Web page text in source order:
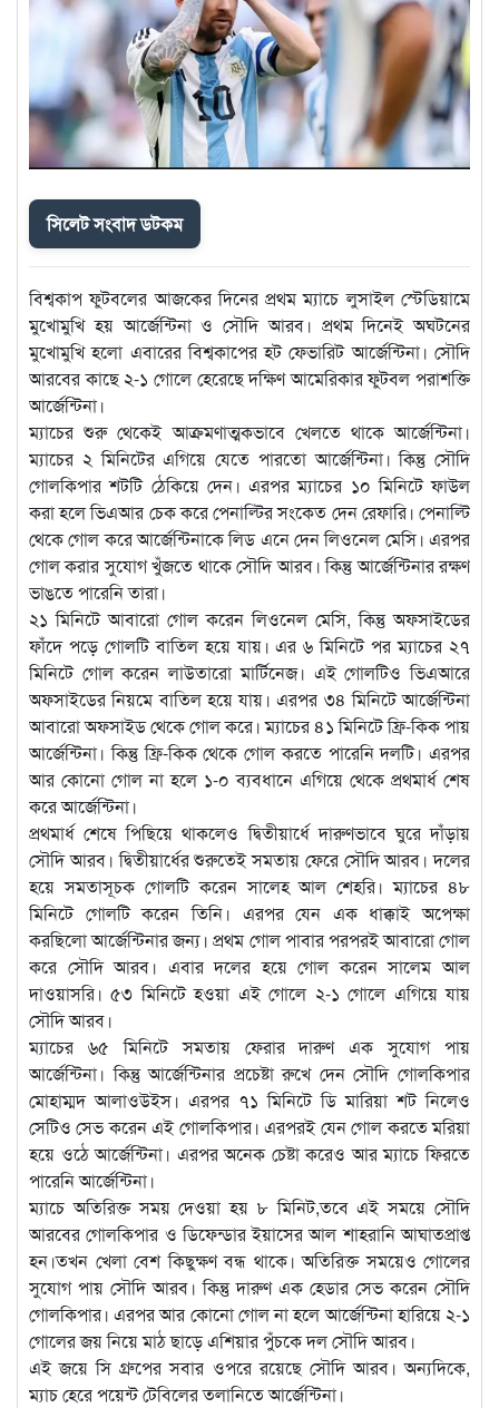
সিলেট সংবাদ ডটকম
বিশ্বকাপ ফুটবলের আজকের দিনের প্রথম ম্যাচে লুসাইল স্টেডিয়ামে
মুখোমুখি হয় আর্জেন্টিনা ও সৌদি আরব। প্রথম দিনেই অঘটনের
মুখোমুখি হলো এবারের বিশ্বকাপের হট ফেভারিট আর্জেন্টিনা। সৌদি
আরবের কাছে ২-১ গোলে হেরেছে দক্ষিণ আমেরিকার ফুটবল পরাশক্তি
আর্জেন্টিনা।
ম্যাচের শুরু থেকেই আক্রমণাত্মকভাবে খেলতে থাকে আর্জেন্টিনা।
ম্যাচের ২ মিনিটের এগিয়ে যেতে পারতো আর্জেন্টিনা। কিন্তু সৌদি
গোলকিপার শটটি ঠেকিয়ে দেন। এরপর ম্যাচের ১০ মিনিটে ফাউল
করা হলে ভিএআর চেক করে পেনাল্টির সংকেত দেন রেফারি। পেনাল্টি
থেকে গোল করে আর্জেন্টিনাকে লিড এনে দেন লিওনেল মেসি। এরপর
গোল করার সুযোগ খুঁজতে থাকে সৌদি আরব। কিন্তু আর্জেন্টিনার রক্ষণ
ভাঙতে পারেনি তারা।
২১ মিনিটে আবারো গোল করেন লিওনেল মেসি, কিন্তু অফসাইডের
ফাঁদে পড়ে গোলটি বাতিল হয়ে যায়। এর ৬ মিনিটে পর ম্যাচের ২৭
মিনিটে গোল করেন লাউতারো মার্টিনেজ। এই গোলটিও ভিএআরে
অফসাইডের নিয়মে বাতিল হয়ে যায়। এরপর ৩৪ মিনিটে আর্জেন্টিনা
আবারো অফসাইড থেকে গোল করে। ম্যাচের ৪১ মিনিটে ফ্রি-কিক পায়
আর্জেন্টিনা। কিন্তু ফ্রি-কিক থেকে গোল করতে পারেনি দলটি। এরপর
আর কোনো গোল না হলে ১-০ ব্যবধানে এগিয়ে থেকে প্রথমার্ধ শেষ
করে আর্জেন্টিনা।
প্রথমার্ধ শেষে পিছিয়ে থাকলেও দ্বিতীয়ার্ধে দারুণভাবে ঘুরে দাঁড়ায়
সৌদি আরব। দ্বিতীয়ার্ধের শুরুতেই সমতায় ফেরে সৌদি আরব। দলের
হয়ে সমতাসূচক গোলটি করেন সালেহ আল শেহরি। ম্যাচের ৪৮
মিনিটে গোলটি করেন তিনি। এরপর যেন এক ধাক্কাই অপেক্ষা
করছিলো আর্জেন্টিনার জন্য। প্রথম গোল পাবার পরপরই আবারো গোল
করে সৌদি আরব। এবার দলের হয়ে গোল করেন সালেম আল
দাওয়াসরি। ৫৩ মিনিটে হওয়া এই গোলে ২-১ গোলে এগিয়ে যায়
সৌদি আরব।
ম্যাচের ৬৫ মিনিটে সমতায় ফেরার দারুণ এক সুযোগ পায়
আর্জেন্টিনা। কিন্তু আর্জেন্টিনার প্রচেষ্টা রুখে দেন সৌদি গোলকিপার
মোহাম্মদ আলাওউইস। এরপর ৭১ মিনিটে ডি মারিয়া শট নিলেও
সেটিও সেভ করেন এই গোলকিপার। এরপরই যেন গোল করতে মরিয়া
হয়ে ওঠে আর্জেন্টিনা। এরপর অনেক চেষ্টা করেও আর ম্যাচে ফিরতে
পারেনি আর্জেন্টিনা।
ম্যাচে অতিরিক্ত সময় দেওয়া হয় ৮ মিনিট,তবে এই সময়ে সৌদি
আরবের গোলকিপার ও ডিফেন্ডার ইয়াসের আল শাহরানি আঘাতপ্রাপ্ত
হন।তখন খেলা বেশ কিছুক্ষণ বন্ধ থাকে। অতিরিক্ত সময়েও গোলের
সুযোগ পায় সৌদি আরব। কিন্তু দারুণ এক হেডার সেভ করেন সৌদি
গোলকিপার। এরপর আর কোনো গোল না হলে আর্জেন্টিনা হারিয়ে ২-১
গোলের জয় নিয়ে মাঠ ছাড়ে এশিয়ার পুঁচকে দল সৌদি আরব।
এই জয়ে সি গ্রুপের সবার ওপরে রয়েছে সৌদি আরব। অন্যদিকে,
ম্যাচ হেরে পয়েন্ট টেবিলের তলানিতে আর্জেন্টিনা।